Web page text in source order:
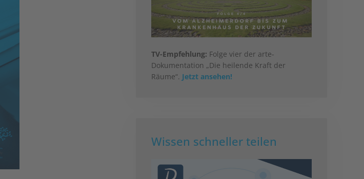
TV-Empfehlung: Folge vier der arte-
Dokumentation „Die heilende Kraft der
Räume“. Jetzt ansehen!
Wissen schneller teilen